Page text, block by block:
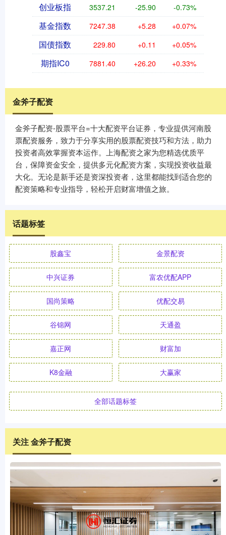
创业板指 3537.21 -25.90 -0.73%
基金指数 7247.38 +5.28 +0.07%
国债指数 229.80 +0.11 +0.05%
期指IC0 7881.40 +26.20 +0.33%
金斧子配资
金斧子配资-股票平台=十大配资平台证券，专业提供河南股
票配资服务，致力于分享实用的股票配资技巧和方法，助力
投资者高效掌握资本运作。上海配资之家为您精选优质平
台，保障资金安全，提供多元化配资方案，实现投资收益最
大化。无论是新手还是资深投资者，这里都能找到适合您的
配资策略和专业指导，轻松开启财富增值之旅。
话题标签
股鑫宝 金景配资
中兴证券 富农优配APP
国尚策略 优配交易
谷锦网 天通盈
嘉正网 财富加
K8金融 大赢家
全部话题标签
关注 金斧子配资